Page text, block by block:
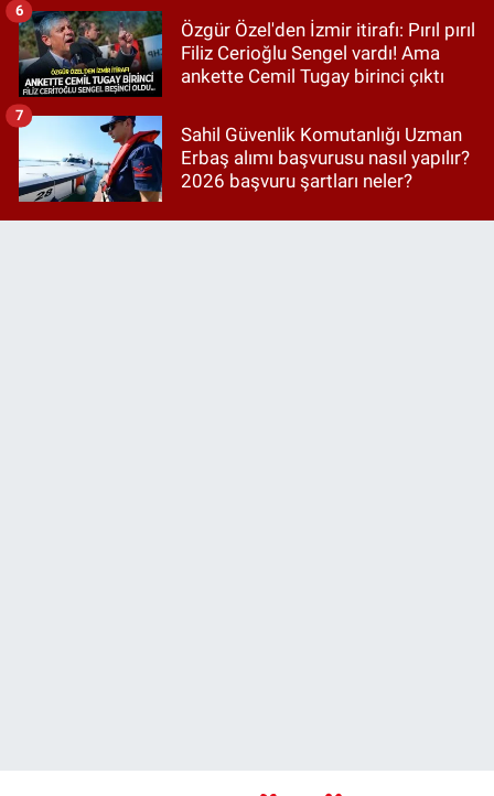
Özgür Özel'den İzmir itirafı: Pırıl pırıl
Filiz Cerioğlu Sengel vardı! Ama
ankette Cemil Tugay birinci çıktı
6
Sahil Güvenlik Komutanlığı Uzman
Erbaş alımı başvurusu nasıl yapılır?
2026 başvuru şartları neler?
7